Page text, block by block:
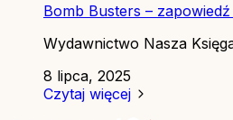
Bomb Busters –
Wydawnictwo Nasza
8 lipca, 2025
Czytaj więcej